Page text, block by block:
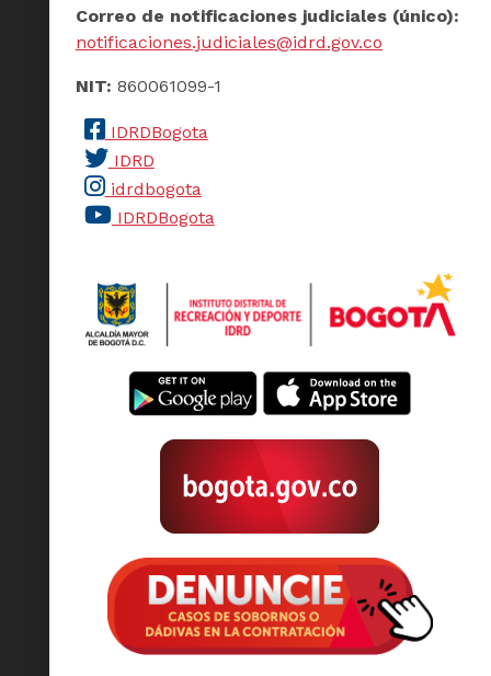
Correo de notificaciones judiciales (único):
notificaciones.judiciales@idrd.gov.co
NIT: 860061099-1
IDRDBogota
IDRD
idrdbogota
IDRDBogota